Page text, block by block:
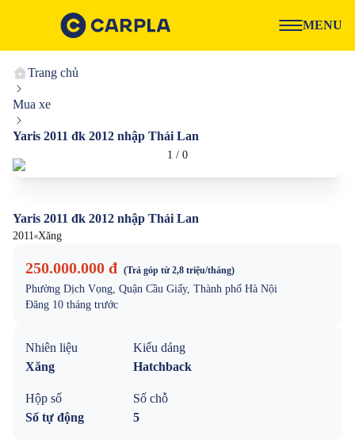
MENU
Trang chủ
Mua xe
Yaris 2011 đk 2012 nhập Thái Lan
1 / 0
Yaris 2011 đk 2012 nhập Thái Lan
2011 Xăng
250.000.000 đ (Trả góp từ2,8 triệu/tháng)
Phường Dịch Vọng, Quận Cầu Giấy, Thành phố Hà Nội
Đăng 10 tháng trước
Nhiên liệu
Xăng
Kiểu dáng
Hatchback
Hộp số
Số tự động
Số chỗ
5